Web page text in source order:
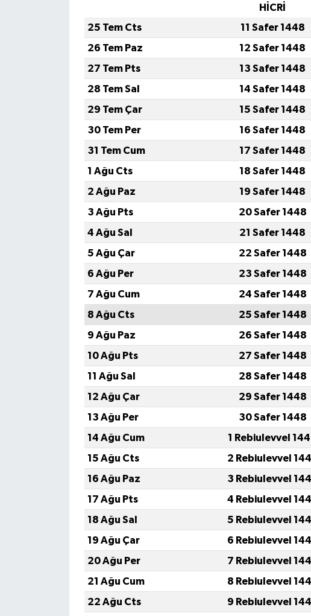
HİCRİ
25 Tem Cts
11 Safer 1448
26 Tem Paz
12 Safer 1448
27 Tem Pts
13 Safer 1448
28 Tem Sal
14 Safer 1448
29 Tem Çar
15 Safer 1448
30 Tem Per
16 Safer 1448
31 Tem Cum
17 Safer 1448
1 Ağu Cts
18 Safer 1448
2 Ağu Paz
19 Safer 1448
3 Ağu Pts
20 Safer 1448
4 Ağu Sal
21 Safer 1448
5 Ağu Çar
22 Safer 1448
6 Ağu Per
23 Safer 1448
7 Ağu Cum
24 Safer 1448
8 Ağu Cts
25 Safer 1448
9 Ağu Paz
26 Safer 1448
10 Ağu Pts
27 Safer 1448
11 Ağu Sal
28 Safer 1448
12 Ağu Çar
29 Safer 1448
13 Ağu Per
30 Safer 1448
14 Ağu Cum
1 Rebiulevvel
15 Ağu Cts
2 Rebiulevvel
16 Ağu Paz
3 Rebiulevvel
17 Ağu Pts
4 Rebiulevvel
18 Ağu Sal
5 Rebiulevvel
19 Ağu Çar
6 Rebiulevvel
20 Ağu Per
7 Rebiulevvel
21 Ağu Cum
8 Rebiulevvel
22 Ağu Cts
9 Rebiulevvel